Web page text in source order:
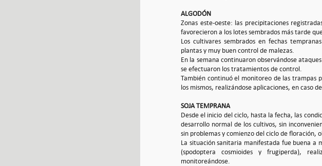
ALGODÓN
Zonas este-oeste: las precipitaciones
favorecieron a los lotes sembrados más tarde
Los cultivares sembrados en fechas
plantas y muy buen control de malezas.
En la semana continuaron observándose
se efectuaron los tratamientos de control.
También continuó el monitoreo de las trampas
los mismos, realizándose aplicaciones, en caso
SOJA TEMPRANA
Desde el inicio del ciclo, hasta la fecha, las
desarrollo normal de los cultivos, sin
sin problemas y comienzo del ciclo de floración,
La situación sanitaria manifestada fue buena a
(spodoptera cosmioides y frugiperda),
monitoreándose.